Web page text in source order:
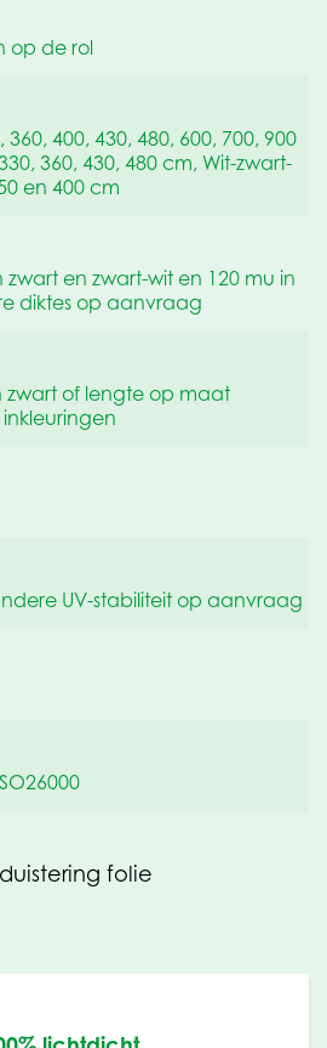
op de rol
400, 430, 480, 600, 700, 900
360, 430, 480 cm, Wit-zwart-
en 400 cm
en zwart-wit en 120 mu in
diktes op aanvraag
zwart of lengte op maat
UV-stabiliteit op aanvraag
folie